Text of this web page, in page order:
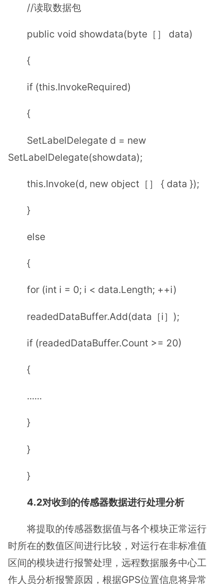
//读取数据包
public void showdata(byte［］ data)
{
if (this.InvokeRequired)
{
SetLabelDelegate d = new
SetLabelDelegate(showdata);
this.Invoke(d, new object［］ { data });
}
else
{
for (int i = 0; i < data.Length; ++i)
readedDataBuffer.Add(data［i］);
if (readedDataBuffer.Count >= 20)
{
......
}
}
}
4.2对收到的传感器数据进行处理分析
将提取的传感器数据值与各个模块正常运行
时所在的数值区间进行比较，对运行在非标准值
区间的模块进行报警处理，远程数据服务中心工
作人员分析报警原因，根据GPS位置信息将异常